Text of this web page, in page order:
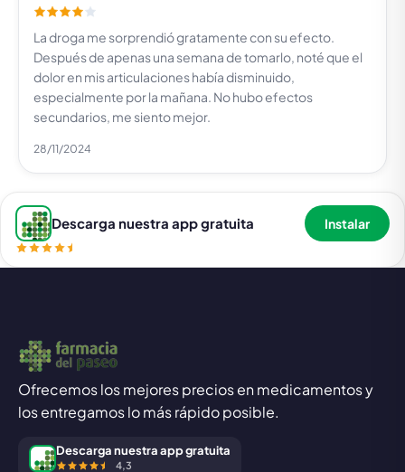
La droga me sorprendió gratamente con su efecto.
Después de apenas una semana de tomarlo, noté que el
dolor en mis articulaciones había disminuido,
especialmente por la mañana. No hubo efectos
secundarios, me siento mejor.
28/11/2024
Descarga nuestra app gratuita Instalar
Ofrecemos los mejores precios en medicamentos y
los entregamos lo más rápido posible.
Descarga nuestra app gratuita
4,3